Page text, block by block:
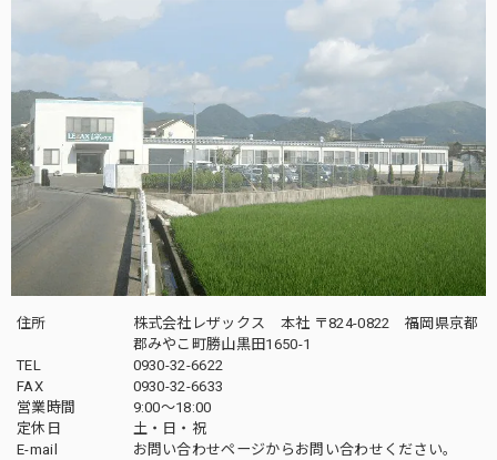
住所
株式会社レザックス 本社 〒824-0822 福岡県京都
郡みやこ町勝山黒田1650-1
TEL
0930-32-6622
FAX
0930-32-6633
営業時間
9:00〜18:00
定休日
土・日・祝
E-mail
お問い合わせページからお問い合わせください。